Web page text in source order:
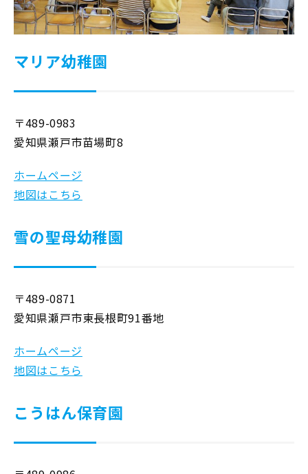
マリア幼稚園
〒489-0983
愛知県瀬戸市苗場町8
ホームページ
地図はこちら
雪の聖母幼稚園
〒489-0871
愛知県瀬戸市東長根町91番地
ホームページ
地図はこちら
こうはん保育園